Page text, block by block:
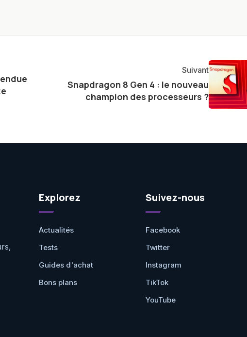
lancements de produits, et à interviewer des acteurs clés de
Suivant
Snapdragon 8 Gen 4 : le nouveau
champion des processeurs ?
Explorez
Actualités
Tests
Guides d'achat
Bons plans
Suivez-nous
Facebook
Twitter
Instagram
TikTok
YouTube